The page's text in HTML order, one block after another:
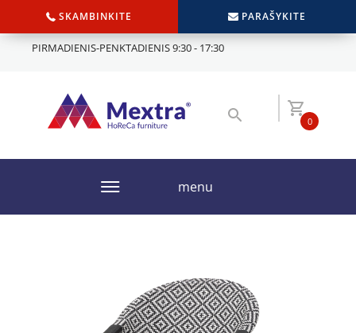
SKAMBINKITE PARAŠYKITE
PIRMADIENIS-PENKTADIENIS 9:30 - 17:30
0
menu